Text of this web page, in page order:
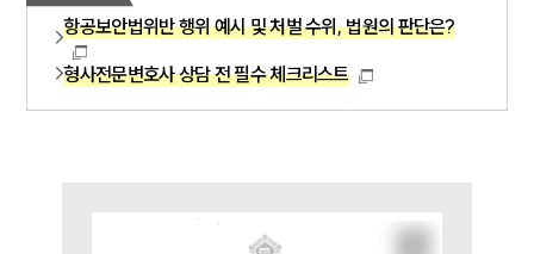
항공보안법위반 행위 예시 및 처벌 수위, 법원의 판단은?
형사전문변호사 상담 전 필수 체크리스트